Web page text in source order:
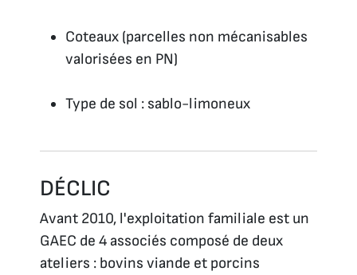
Coteaux (parcelles non mécanisables
valorisées en PN)
Type de sol : sablo-limoneux
DÉCLIC
Avant 2010, l'exploitation familiale est un
GAEC de 4 associés composé de deux
ateliers : bovins viande et porcins